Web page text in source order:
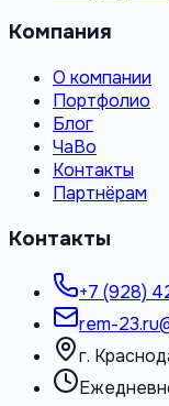
Компания
О компании
Портфолио
Блог
ЧаВо
Контакты
Партнёрам
Контакты
+7 (928)
rem-
г.